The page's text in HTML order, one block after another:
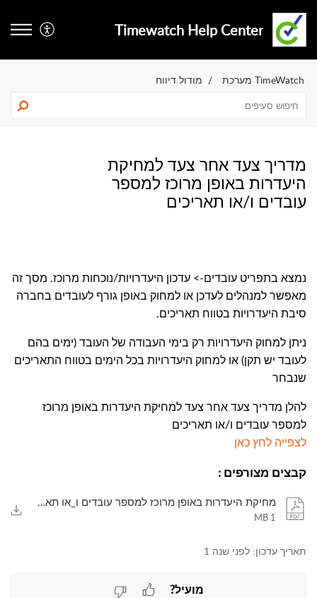
Timewatch Help Center
TimeWatch מערכת מודול דיווח
מדריך צעד אחר צעד למחיקת
היעדרות באופן מרוכז למספר
עובדים ו/או תאריכים
נמצא בתפריט עובדים-> עדכון היעדרויות/נוכחות מרוכז. מסך זה
מאפשר למנהלים לעדכן או למחוק באופן גורף לעובדים בחברה
סיבת היעדרויות בטווח תאריכים.
ניתן למחוק היעדרויות רק בימי העבודה של העובד (ימים בהם
לעובד יש תקן) או למחוק היעדרויות בכל הימים בטווח התאריכים
שנבחר
להלן מדריך צעד אחר צעד למחיקת היעדרות באופן מרוכז
למספר עובדים ו/או תאריכים
לצפייה לחץ כאן
קבצים מצורפים :
מחיקת היעדרות באופן מרוכז למספר עובדים ו_או תאריכים.pdf
1 MB
תאריך עדכון: לפני שנה 1
מועיל?